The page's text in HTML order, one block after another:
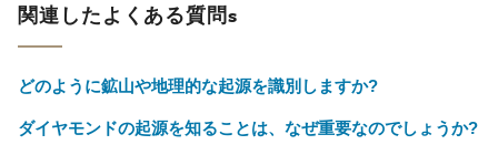
関連したよくある質問s
どのように鉱山や地理的な起源を識別しますか?
ダイヤモンドの起源を知ることは、なぜ重要なのでしょうか?